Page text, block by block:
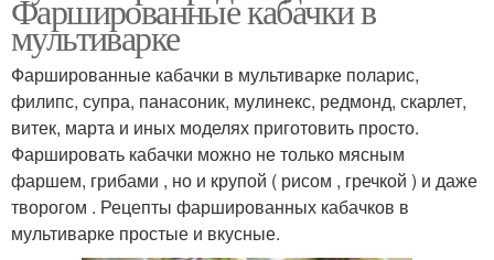
Фаршированные кабачки в
мультиварке
Фаршированные кабачки в мультиварке поларис,
филипс, супра, панасоник, мулинекс, редмонд, скарлет,
витек, марта и иных моделях приготовить просто.
Фаршировать кабачки можно не только мясным
фаршем, грибами , но и крупой ( рисом , гречкой ) и даже
творогом . Рецепты фаршированных кабачков в
мультиварке простые и вкусные.